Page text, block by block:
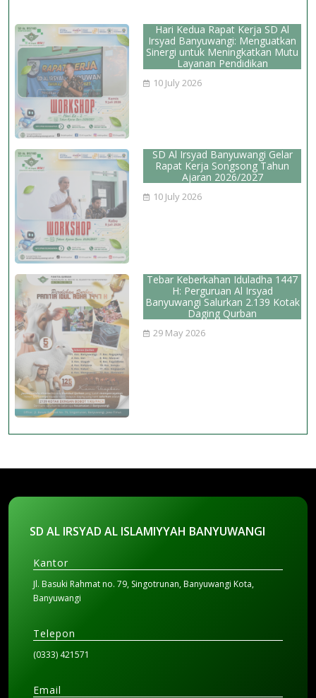
Hari Kedua Rapat Kerja SD Al
Irsyad Banyuwangi: Menguatkan
Sinergi untuk Meningkatkan Mutu
Layanan Pendidikan
10 July 2026
SD Al Irsyad Banyuwangi Gelar
Rapat Kerja Songsong Tahun
Ajaran 2026/2027
10 July 2026
Tebar Keberkahan Iduladha 1447
H: Perguruan Al Irsyad
Banyuwangi Salurkan 2.139 Kotak
Daging Qurban
29 May 2026
SD AL IRSYAD AL ISLAMIYYAH BANYUWANGI
Kantor
Jl. Basuki Rahmat no. 79, Singotrunan, Banyuwangi Kota,
Banyuwangi
Telepon
(0333) 421571
Email